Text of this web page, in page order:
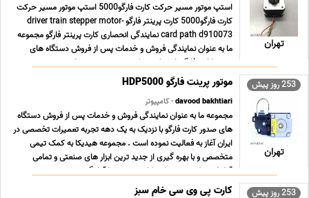
تهران
استپ موتور مسیر حرکت کارت فارگو5000 استپ موتور مسیر حرکت
کارت فارگو5000 کارت پرینتر فارگو driver train stepper motor-
card path d910073 نمایندگی انحصاری کارت پرینتر فارگو مجموعه
ما به عنوان نمایندگی فروش و خدمات پس از فروش دستگاه های
صدور کارت فارگو با نزدیک به یک دهه تجربه تعمیرا ... ...
253 روز پیش
تهران
موتور پرینت فارگو HDP5000
davood bakhtiari- کامپیوتر
مجموعه ما به عنوان نمایندگی فروش و خدمات پس از فروش دستگاه
های صدور کارت فارگو با نزدیک به یک دهه تجربه تعمیرات تخصصی در
ایران آغاز به فعالیت نموده است . مجموعه هیدیکا به کمک تیمی
متخصص و با بهره گیری از جدید ترین ابزار های صنعتی و تمامی
قطعات یدکی موجود این کارت پرینتر ها آمادگی ... ...
253 روز پیش کارت پی وی سی خام سبز